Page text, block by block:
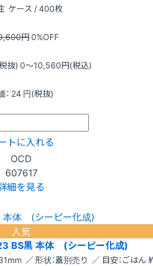
ケース / 400枚
円0%OFF
抜)0〜10,560円(税込)
： 24 円(税抜)
トに入れる
OCD
607617
細を見る
人気
BS黒 本体 (シーピー化成)
／ 形状：蓋別売り ／ 目安：ごはん